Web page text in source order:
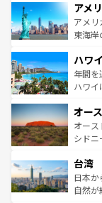
ンツ一
の建物
博物館
ことが
ば市内
着のス
アメ
アメリ
東海岸
のよう
ンメン
西部
部のニ
文化が
しみな
ならではの
情報は
ハワイ
年間を
ハワイ
ワイ島
島だが
おすす
れるお
人々
ク、伝
オー
オース
シドニ
リアリ
ク）、
ど、見
台湾
日本か
自然が